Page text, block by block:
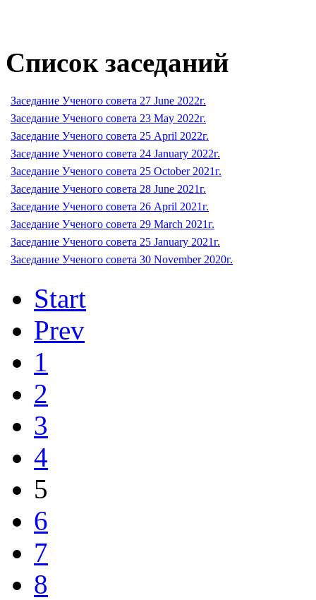
Список заседаний
Заседание Ученого совета 27 June 2022г.
Заседание Ученого совета 23 May 2022г.
Заседание Ученого совета 25 April 2022г.
Заседание Ученого совета 24 January 2022г.
Заседание Ученого совета 25 October 2021г.
Заседание Ученого совета 28 June 2021г.
Заседание Ученого совета 26 April 2021г.
Заседание Ученого совета 29 March 2021г.
Заседание Ученого совета 25 January 2021г.
Заседание Ученого совета 30 November 2020г.
Start
Prev
1
2
3
4
5
6
7
8